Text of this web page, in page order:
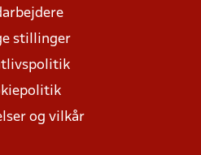
stillinger
og vilkår